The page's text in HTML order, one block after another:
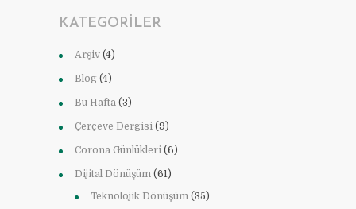
KATEGORILER
Arşiv (4)
Blog (4)
Bu Hafta (3)
Çerçeve Dergisi (9)
Corona Günlükleri (6)
Dijital Dönüşüm (61)
Teknolojik Dönüşüm (35)